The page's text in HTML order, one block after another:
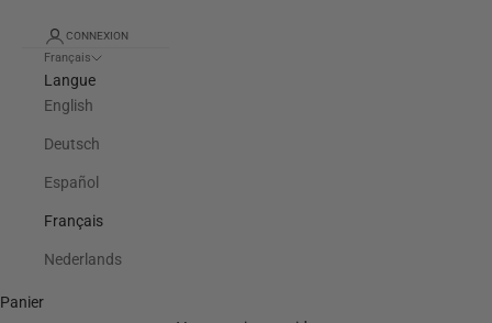
CONNEXION
Français
Langue
English
Deutsch
Español
Français
Nederlands
Panier